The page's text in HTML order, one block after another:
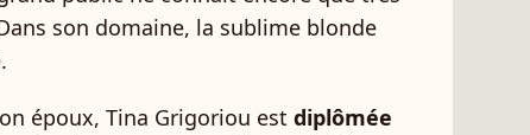
son domaine, la sublime blonde
époux, Tina Grigoriou est diplômée